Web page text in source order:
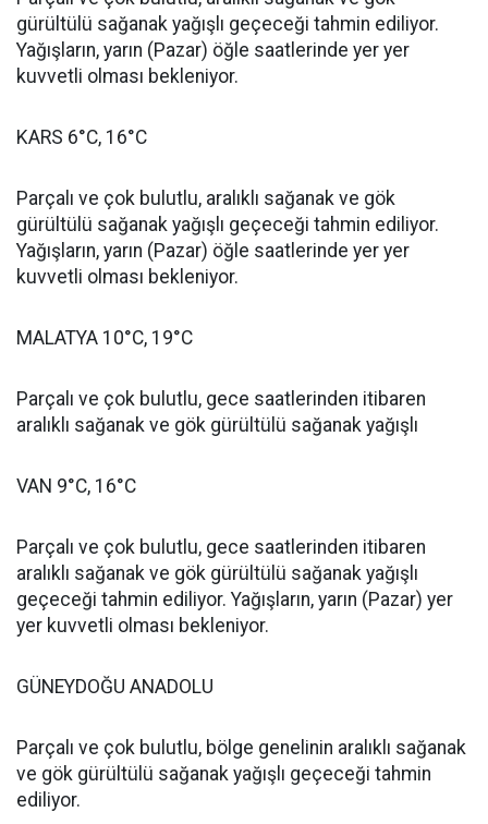
gürültülü sağanak yağışlı geçeceği tahmin ediliyor.
Yağışların, yarın (Pazar) öğle saatlerinde yer yer
kuvvetli olması bekleniyor.
KARS 6°C, 16°C
Parçalı ve çok bulutlu, aralıklı sağanak ve gök
gürültülü sağanak yağışlı geçeceği tahmin ediliyor.
Yağışların, yarın (Pazar) öğle saatlerinde yer yer
kuvvetli olması bekleniyor.
MALATYA 10°C, 19°C
Parçalı ve çok bulutlu, gece saatlerinden itibaren
aralıklı sağanak ve gök gürültülü sağanak yağışlı
VAN 9°C, 16°C
Parçalı ve çok bulutlu, gece saatlerinden itibaren
aralıklı sağanak ve gök gürültülü sağanak yağışlı
geçeceği tahmin ediliyor. Yağışların, yarın (Pazar) yer
yer kuvvetli olması bekleniyor.
GÜNEYDOĞU ANADOLU
Parçalı ve çok bulutlu, bölge genelinin aralıklı sağanak
ve gök gürültülü sağanak yağışlı geçeceği tahmin
ediliyor.